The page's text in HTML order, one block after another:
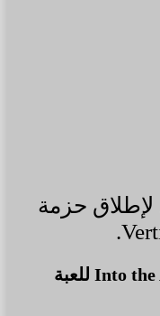
حزمة
تأجيل موعد اطلاق حزمة Into the Aether للعبة